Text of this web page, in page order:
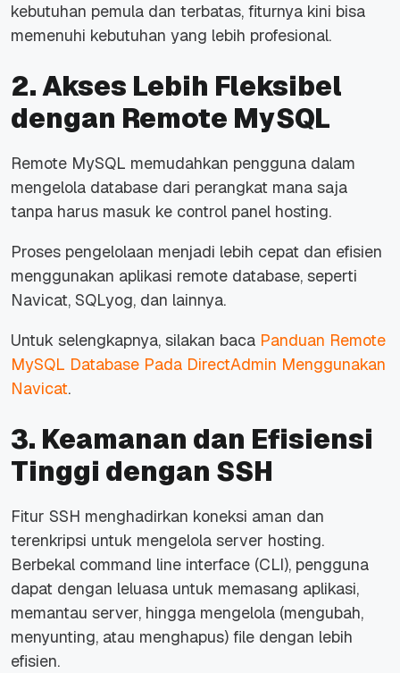
kebutuhan pemula dan terbatas, fiturnya kini bisa
memenuhi kebutuhan yang lebih profesional.
2. Akses Lebih Fleksibel
dengan Remote MySQL
Remote MySQL memudahkan pengguna dalam
mengelola database dari perangkat mana saja
tanpa harus masuk ke control panel hosting.
Proses pengelolaan menjadi lebih cepat dan efisien
menggunakan aplikasi remote database, seperti
Navicat, SQLyog, dan lainnya.
Untuk selengkapnya, silakan baca Panduan Remote
MySQL Database Pada DirectAdmin Menggunakan
Navicat.
3. Keamanan dan Efisiensi
Tinggi dengan SSH
Fitur SSH menghadirkan koneksi aman dan
terenkripsi untuk mengelola server hosting.
Berbekal command line interface (CLI), pengguna
dapat dengan leluasa untuk memasang aplikasi,
memantau server, hingga mengelola (mengubah,
menyunting, atau menghapus) file dengan lebih
efisien.